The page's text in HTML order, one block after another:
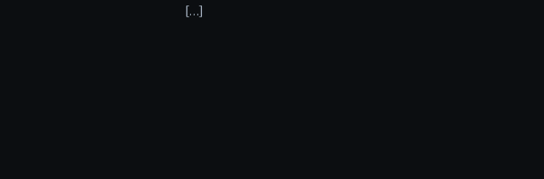
[…]